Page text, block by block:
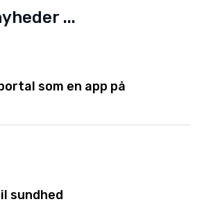
...
som en app på
sundhed